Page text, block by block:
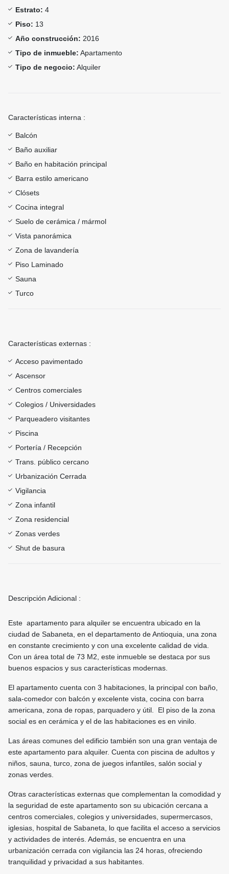
Estrato: 4
Piso: 13
Año construcción: 2016
Tipo de inmueble: Apartamento
Tipo de negocio: Alquiler
Características interna :
Balcón
Baño auxiliar
Baño en habitación principal
Barra estilo americano
Clósets
Cocina integral
Suelo de cerámica / mármol
Vista panorámica
Zona de lavandería
Piso Laminado
Sauna
Turco
Características externas :
Acceso pavimentado
Ascensor
Centros comerciales
Colegios / Universidades
Parqueadero visitantes
Piscina
Portería / Recepción
Trans. público cercano
Urbanización Cerrada
Vigilancia
Zona infantil
Zona residencial
Zonas verdes
Shut de basura
Descripción Adicional :
Este apartamento para alquiler se encuentra ubicado en la
ciudad de Sabaneta, en el departamento de Antioquia, una zona
en constante crecimiento y con una excelente calidad de vida.
Con un área total de 73 M2, este inmueble se destaca por sus
buenos espacios y sus características modernas.
El apartamento cuenta con 3 habitaciones, la principal con baño,
sala-comedor con balcón y excelente vista, cocina con barra
americana, zona de ropas, parquadero y útil. El piso de la zona
social es en cerámica y el de las habitaciones es en vinilo.
Las áreas comunes del edificio también son una gran ventaja de
este apartamento para alquiler. Cuenta con piscina de adultos y
niños, sauna, turco, zona de juegos infantiles, salón social y
zonas verdes.
Otras características externas que complementan la comodidad y
la seguridad de este apartamento son su ubicación cercana a
centros comerciales, colegios y universidades, supermercasos,
iglesias, hospital de Sabaneta, lo que facilita el acceso a servicios
y actividades de interés. Además, se encuentra en una
urbanización cerrada con vigilancia las 24 horas, ofreciendo
tranquilidad y privacidad a sus habitantes.